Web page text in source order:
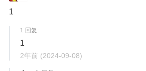
1
1 回复:
1
2年前 (2024-09-08)